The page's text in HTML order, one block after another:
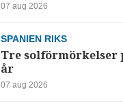
07 aug 2026
SPANIEN RIKS
Tre solförmörkelser
år
07 aug 2026